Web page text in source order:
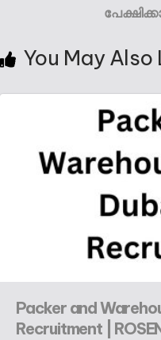
You May Also
Packer and
Recruitment |